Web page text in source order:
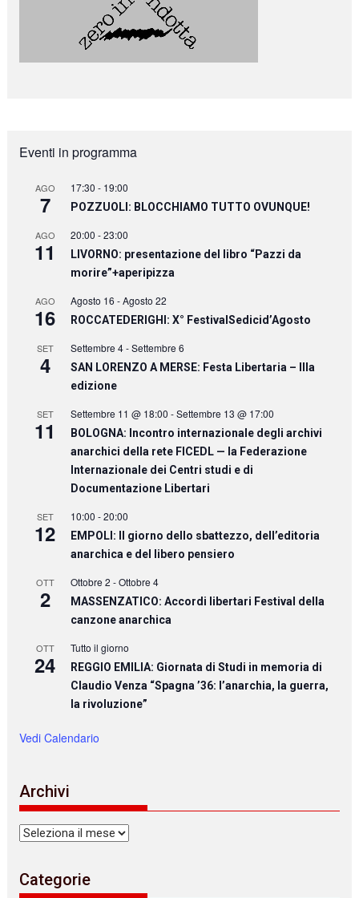
Eventi in programma
AGO
7
17:30 - 19:00
POZZUOLI: BLOCCHIAMO TUTTO OVUNQUE!
AGO
11
20:00 -23:00
LIVORNO: presentazione del libro “Pazzi da
morire”+aperipizza
AGO
16
Agosto 16 -Agosto 22
ROCCATEDERIGHI: X° FestivalSedicid’Agosto
SET
4
Settembre 4-Settembre 6
SAN LORENZO A MERSE: Festa Libertaria – IIIa
edizione
SET
11
Settembre 11 @ 18:00 -Settembre 13 @ 17:00
BOLOGNA: Incontro internazionale degli archivi
anarchici della rete FICEDL — la Federazione
Internazionale dei Centri studi e di
Documentazione Libertari
SET
12
10:00 -20:00
EMPOLI: Il giorno dello sbattezzo, dell’editoria
anarchica e del libero pensiero
OTT
2
Ottobre 2 -Ottobre 4
MASSENZATICO: Accordi libertari Festival della
canzone anarchica
OTT
24
Tutto il giorno
REGGIO EMILIA: Giornata di Studi in memoria di
Claudio Venza “Spagna ’36: l’anarchia, la guerra,
la rivoluzione”
Vedi Calendario
Archivi
Archivi
Categorie